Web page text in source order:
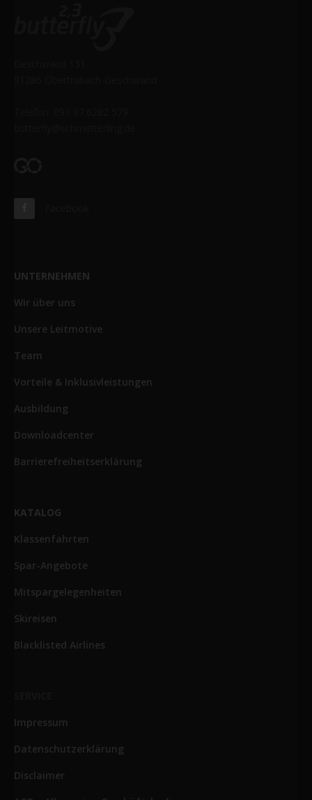
UNTERNEHMEN
Wir über uns
Unsere Leitmotive
Team
Vorteile & Inklusivleistungen
Ausbildung
Downloadcenter
Barrierefreiheitserklärung
KATALOG
Klassenfahrten
Spar-Angebote
Mitspargelegenheiten
Skireisen
Blacklisted Airlines
Impressum
Datenschutzerklärung
Disclaimer